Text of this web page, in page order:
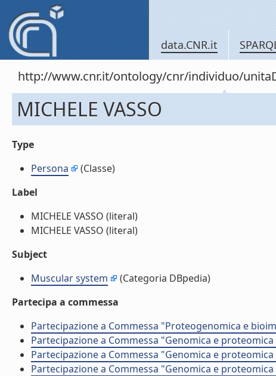
data.CNR.it
http://www.cnr.it/ontology/cnr/individuo/
MICHELE VASSO
Type
Persona
(Classe)
Label
MICHELE VASSO (literal)
MICHELE VASSO (literal)
Subject
Muscular system
(Categoria DBpedia)
Partecipa a commessa
Partecipazione a Commessa "Proteogenomica e
Partecipazione a Commessa "Genomica e proteomica
Partecipazione a Commessa "Genomica e proteomica
Partecipazione a Commessa "Genomica e proteomica